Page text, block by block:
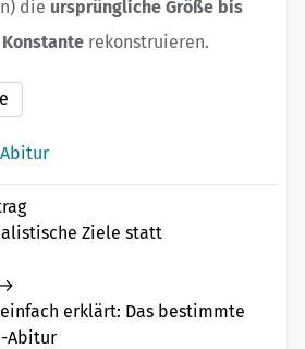
die ursprüngliche Größe bis
rekonstruieren.
Abitur
Ziele statt
→
erklärt: Das bestimmte
Abitur